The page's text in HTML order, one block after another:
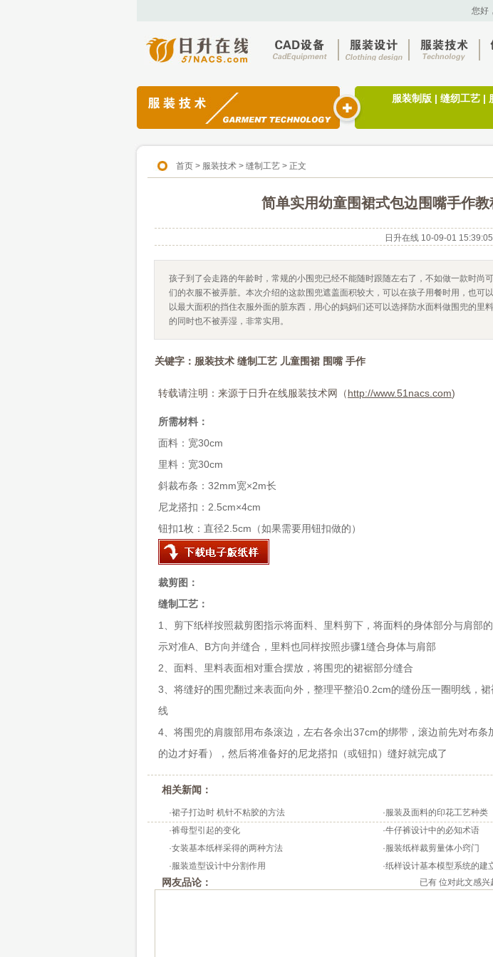
您好
服装制版 | 缝纫工艺|
首页 > 服装技术 > 缝制工艺 > 正文
简单实用幼童围裙式包边围嘴手作教
日升在线 10-09-01 15:39:05
孩子到了会走路的年龄时，常规的小围兜已经不能随时跟随左右了，不如做一款时尚
们的衣服不被弄脏。本次介绍的这款围兜遮盖面积较大，可以在孩子用餐时用，也可
以最大面积的挡住衣服外面的脏东西，用心的妈妈们还可以选择防水面料做围兜的里
的同时也不被弄湿，非常实用。
关键字：服装技术 缝制工艺 儿童围裙 围嘴 手作
转载请注明：来源于日升在线服装技术网（http://www.51nacs.com)
所需材料：
面料：宽30cm
里料：宽30cm
斜裁布条：32mm宽×2m长
尼龙搭扣：2.5cm×4cm
钮扣1枚：直径2.5cm（如果需要用钮扣做的）
裁剪图：
缝制工艺：
1、剪下纸样按照裁剪图指示将面料、里料剪下，将面料的身体部分与肩部
示对准A、B方向并缝合，里料也同样按照步骤1缝合身体与肩部
2、面料、里料表面相对重合摆放，将围兜的裙裾部分缝合
3、将缝好的围兜翻过来表面向外，整理平整沿0.2cm的缝份压一圈明线，
线
4、将围兜的肩腹部用布条滚边，左右各余出37cm的绑带，滚边前先对布条
的边才好看），然后将准备好的尼龙搭扣（或钮扣）缝好就完成了
相关新闻：
·裙子打边时 机针不粘胶的方法 ·服装及面料的印花工艺种类
·裤母型引起的变化 ·牛仔裤设计中的必知术语
·女装基本纸样采得的两种方法 ·服装纸样裁剪量体小窍门
·服装造型设计中分割作用 ·纸样设计基本模型系统的建
网友品论： 已有 位对此文感兴